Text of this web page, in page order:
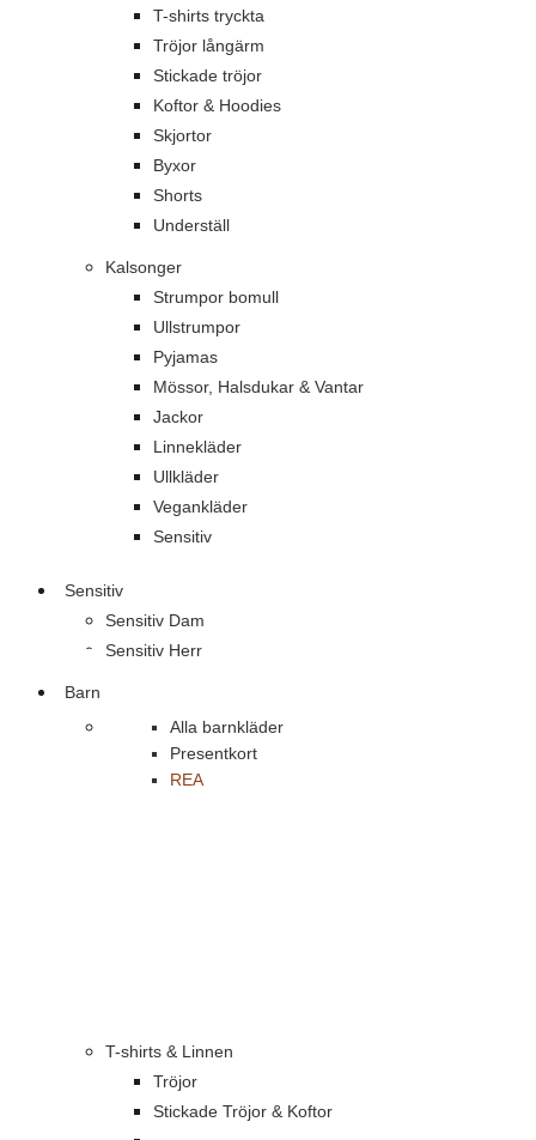
T-shirts tryckta
Tröjor långärm
Stickade tröjor
Koftor & Hoodies
Skjortor
Byxor
Shorts
Underställ
Kalsonger
Strumpor bomull
Ullstrumpor
Pyjamas
Mössor, Halsdukar & Vantar
Jackor
Linnekläder
Ullkläder
Vegankläder
Sensitiv
Sensitiv
Sensitiv Dam
Sensitiv Herr
Barn
Alla barnkläder
Presentkort
REA
T-shirts & Linnen
Tröjor
Stickade Tröjor & Koftor